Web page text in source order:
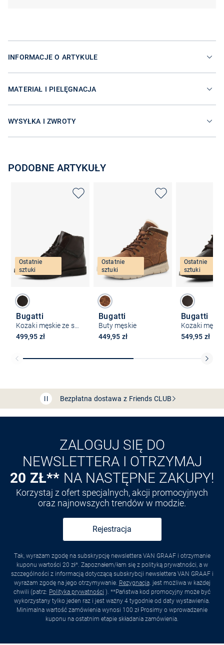
INFORMACJE O ARTYKULE
MATERIAŁ I PIELĘGNACJA
WYSYŁKA I ZWROTY
PODOBNE ARTYKUŁY
Ostatnie
sztuki
Bugatti
Kozaki męskie ze skóry
499,95 zł
Ostatnie
sztuki
Bugatti
Buty męskie
449,95 zł
Ostatnie
sztuki
Bugatti
549,95 zł
Przedłużenie czasu zwrotu towaru: 60 dni
ZALOGUJ SIĘ DO
NEWSLETTERA I OTRZYMAJ
20 ZŁ** NA NASTĘPNE ZAKUPY!
Korzystaj z ofert specjalnych, akcji promocyjnych
oraz najnowszych trendów w modzie.
Rejestracja
Tak, wyrażam zgodę na subskrypcję newslettera VAN GRAAF i otrzymanie
kuponu wartości 20 zł*. Zapoznałem/łam się z polityką prywatności, a w
szczególności z informacją dotyczącą subskrybcji newslettera VAN GRAAF i
wyrażam zgodę na jego otrzymywanie. Rezygnacja. jest możliwa w każdej
chwili (patrz: Polityka prywatności ). **Państwa kod promocyjny może być
wykorzystany tylko jeden raz i jest ważny 4 tygodnie od daty wystawienia.
Minimalna wartość zamówienia wynosi 100 zł Prosimy o wprowadzenie
kuponu na ostatnim etapie składania zamówienia.